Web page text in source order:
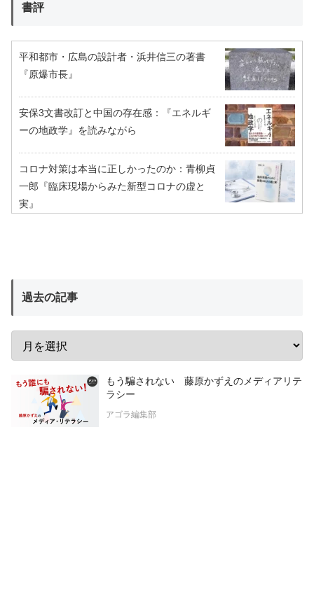
書評
平和都市・広島の設計者・浜井信三の著書
『原爆市長』
安保3文書改訂と中国の存在感：『エネルギ
ーの地政学』を読みながら
コロナ対策は本当に正しかったのか：青柳貞
一郎『臨床現場からみた新型コロナの虚と
実』
過去の記事
もう騙されない 藤原かずえのメディアリテ
ラシー
アゴラ編集部